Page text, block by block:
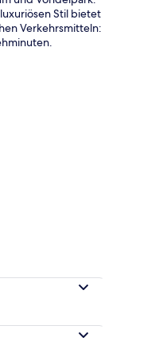
Stil bietet
Verkehrsmitteln: